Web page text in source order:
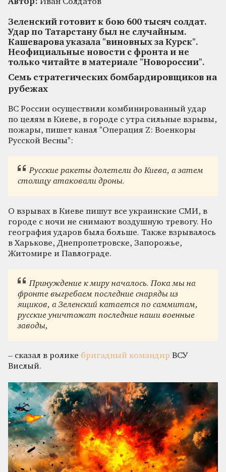
Зеленский готовит к бою 600 тысяч солдат.
Удар по Татарстану был не случайным.
Кашеварова указала "виновных за Курск".
Неофициальные новости с фронта и не
только читайте в материале "Новороссии".
Семь стратегических бомбардировщиков на
рубежах
ВС России осуществили комбинированный удар
по целям в Киеве, в городе с утра сильные взрывы,
пожары, пишет канал "Операция Z: Военкоры
Русской Весны":
Русские ракеты долетели до Киева, а затем
столицу атаковали дроны.
О взрывах в Киеве пишут все украинские СМИ, в
городе с ночи не снимают воздушную тревогу. Но
география ударов была больше. Также взрывалось
в Харькове, Днепропетровске, Запорожье,
Житомире и Павлограде.
Принуждение к миру началось. Пока мы на
фронте выгребаем последние снаряды из
ящиков, а Зеленский катается по саммитам,
русские уничтожат последние наши военные
заводы,
– сказал в ролике бригадный командир ВСУ
Вислый.